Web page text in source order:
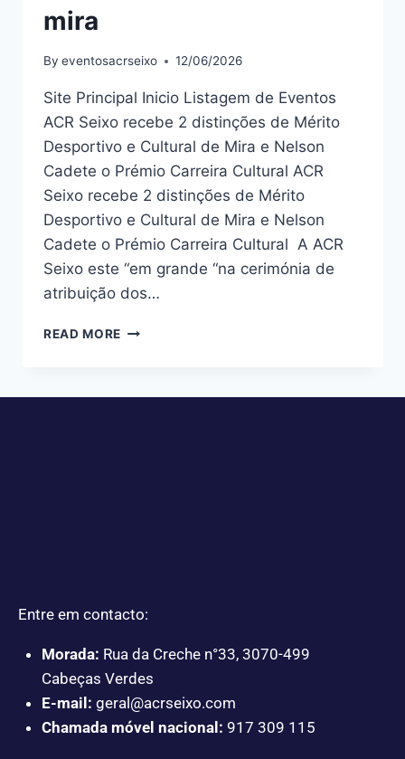
mira
By eventosacrseixo 12/06/2026
Site Principal Inicio Listagem de Eventos
ACR Seixo recebe 2 distinções de Mérito
Desportivo e Cultural de Mira e Nelson
Cadete o Prémio Carreira Cultural ACR
Seixo recebe 2 distinções de Mérito
Desportivo e Cultural de Mira e Nelson
Cadete o Prémio Carreira Cultural A ACR
Seixo este “em grande “na cerimónia de
atribuição dos…
READ MORE
Entre em contacto:
Morada: Rua da Creche n°33, 3070-499
Cabeças Verdes
E-mail: geral@acrseixo.com
Chamada móvel nacional: 917 309 115